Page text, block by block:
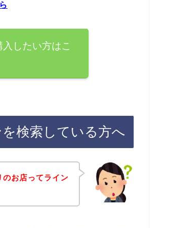
したい方はこ
検索している方へ
お店ってライン